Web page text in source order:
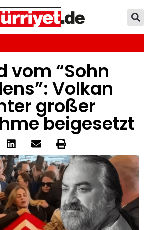
vom “Sohn
Volkan
großer
beigesetzt